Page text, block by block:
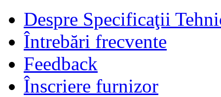
Despre Specificaţii
Întrebări frecvente
Feedback
Înscriere furnizor